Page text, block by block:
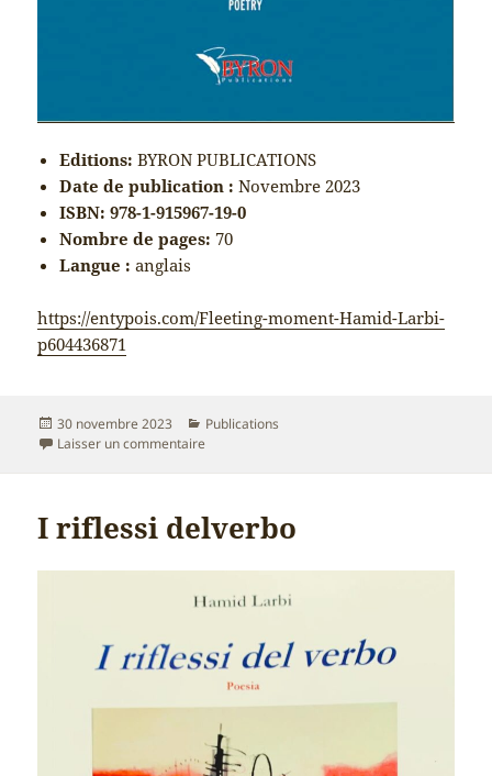
Editions:BYRON PUBLICATIONS
Date de publication :Novembre 2023
ISBN: 978-1-915967-19-0
Nombre de pages:70
Langue : anglais
https://entypois.com/Fleeting-moment-Hamid-Larbi-
p604436871
Publié
le
30 novembre 2023 Catégories
Publications
Laisser un commentairesur Fleeting moment
I riflessi delverbo